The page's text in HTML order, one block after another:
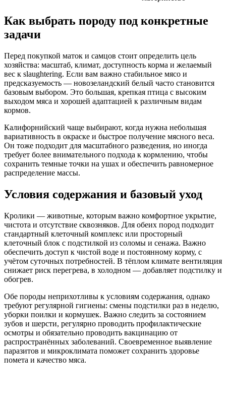
Как выбрать породу под конкретные
задачи
Перед покупкой маток и самцов стоит определить цель
хозяйства: масштаб, климат, доступность корма и желаемый
вес к slaughtering. Если вам важно стабильное мясо и
предсказуемость — новозеландский белый часто становится
базовым выбором. Это большая, крепкая птица с высоким
выходом мяса и хорошей адаптацией к различным видам
кормов.
Калифорнийский чаще выбирают, когда нужна небольшая
вариативность в окраске и быстрое получение мясного веса.
Он тоже подходит для масштабного разведения, но иногда
требует более внимательного подхода к кормлению, чтобы
сохранить темные точки на ушах и обеспечить равномерное
распределение массы.
Условия содержания и базовый уход
Кролики — животные, которым важно комфортное укрытие,
чистота и отсутствие сквозняков. Для обеих пород подходит
стандартный клеточный комплекс или просторный
клеточный блок с подстилкой из соломы и сенажа. Важно
обеспечить доступ к чистой воде и постоянному корму, с
учётом суточных потребностей. В тёплом климате вентиляция
снижает риск перегрева, в холодном — добавляет подстилку и
обогрев.
Обе породы неприхотливы к условиям содержания, однако
требуют регулярной гигиены: смены подстилки раз в неделю,
уборки поилки и кормушек. Важно следить за состоянием
зубов и шерсти, регулярно проводить профилактические
осмотры и обязательно проводить вакцинацию от
распространённых заболеваний. Своевременное выявление
паразитов и микроклимата поможет сохранить здоровье
помета и качество мяса.